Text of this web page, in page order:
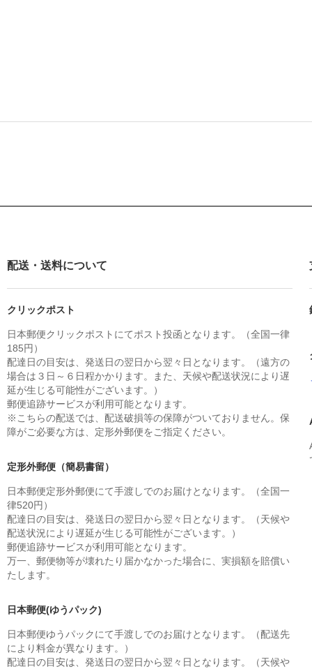
配送・送料について
クリックポスト
日本郵便クリックポストにてポスト投函となります。（全国一律
185円）
配達日の目安は、発送日の翌日から翌々日となります。（遠方の
場合は３日～６日程かかります。また、天候や配送状況により遅
延が生じる可能性がございます。）
郵便追跡サービスが利用可能となります。
※こちらの配送では、配送破損等の保障がついておりません。保
障がご必要な方は、定形外郵便をご指定ください。
定形外郵便（簡易書留）
日本郵便定形外郵便にて手渡しでのお届けとなります。（全国一
律520円）
配達日の目安は、発送日の翌日から翌々日となります。（天候や
配送状況により遅延が生じる可能性がございます。）
郵便追跡サービスが利用可能となります。
万一、郵便物等が壊れたり届かなかった場合に、実損額を賠償い
たします。
日本郵便(ゆうパック)
日本郵便ゆうパックにて手渡しでのお届けとなります。（配送先
により料金が異なります。）
配達日の目安は、発送日の翌日から翌々日となります。（天候や